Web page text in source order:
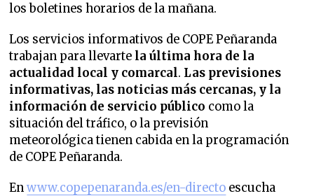
los boletines horarios de la mañana.
Los servicios informativos de COPE Peñaranda
trabajan para llevarte la última hora de la
actualidad local y comarcal. Las previsiones
informativas, las noticias más cercanas, y la
información de servicio público como la
situación del tráfico, o la previsión
meteorológica tienen cabida en la programación
de COPE Peñaranda.
Enwww.copepenaranda.es/en-directo escucha